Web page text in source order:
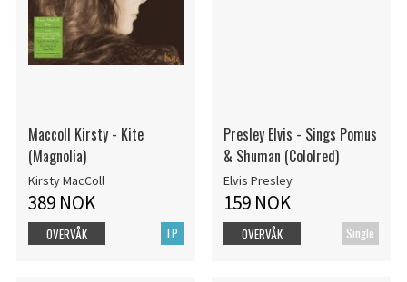
Maccoll Kirsty - Kite
(Magnolia)
Kirsty MacColl
389 NOK
LP
OVERVÅK
Presley Elvis - Sings Pomus
& Shuman (Cololred)
Elvis Presley
159 NOK
Single
OVERVÅK